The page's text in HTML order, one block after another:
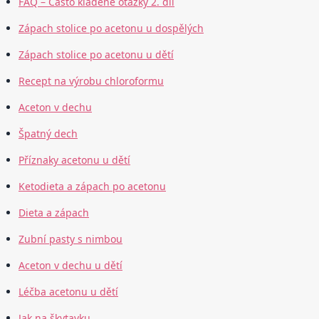
Zápach stolice po acetonu u dospělých
Zápach stolice po acetonu u dětí
Recept na výrobu chloroformu
Aceton v dechu
Špatný dech
Příznaky acetonu u dětí
Ketodieta a zápach po acetonu
Dieta a zápach
Zubní pasty s nimbou
Aceton v dechu u dětí
Léčba acetonu u dětí